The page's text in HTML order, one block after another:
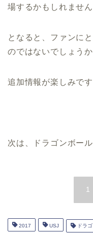
場するかもしれません
となると、ファンに
のではないでしょうか
追加情報が楽しみで
次は、ドラゴンボー
1
2017 USJ ドラゴ